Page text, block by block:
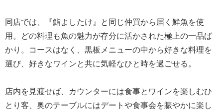
同店では、『鮨よしたけ』と同じ仲買から届く鮮魚を使
用。どの料理も魚の魅力が存分に活かされた極上の一品ば
かり。コースはなく、黒板メニューの中から好きな料理を
選び、好きなワインと共に気軽なひと時を過ごせる。
店内を見渡せば、カウンターには食事とワインを楽しむひ
とり客、奥のテーブルにはデートや食事会を賑やかに楽し